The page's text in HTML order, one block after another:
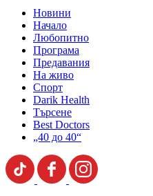
Новини
Начало
Любопитно
Програма
Предавания
На живо
Спорт
Darik Health
Търсене
Best Doctors
„40 до 40“